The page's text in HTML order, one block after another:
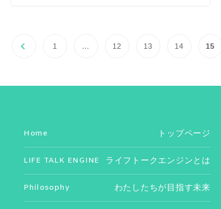
1 … 12 13 14 15
Home トップページ
LIFE TALK ENGINE ライフトークエンジンとは
Philosophy わたしたちが目指す未来